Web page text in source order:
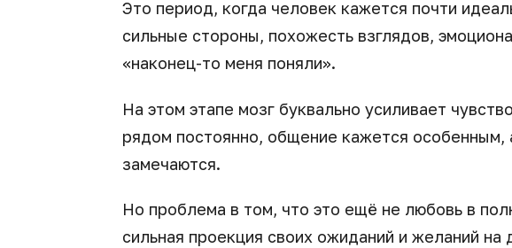
Это период, когда человек кажется почти
сильные стороны, похожесть взглядов,
«наконец-то меня поняли».
На этом этапе мозг буквально усиливает
рядом постоянно, общение кажется особенным,
замечаются.
Но проблема в том, что это ещё не любовь в
сильная проекция своих ожиданий и желаний на